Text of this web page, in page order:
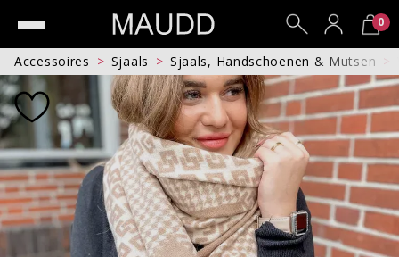
0
Accessoires Sjaals Sjaals, Handschoenen & Mutsen